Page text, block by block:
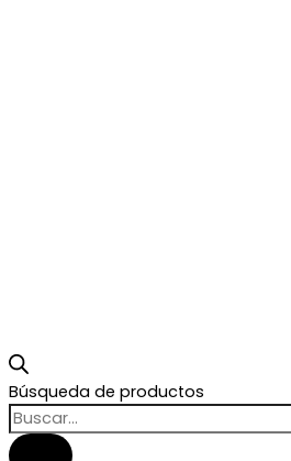
Búsqueda de productos